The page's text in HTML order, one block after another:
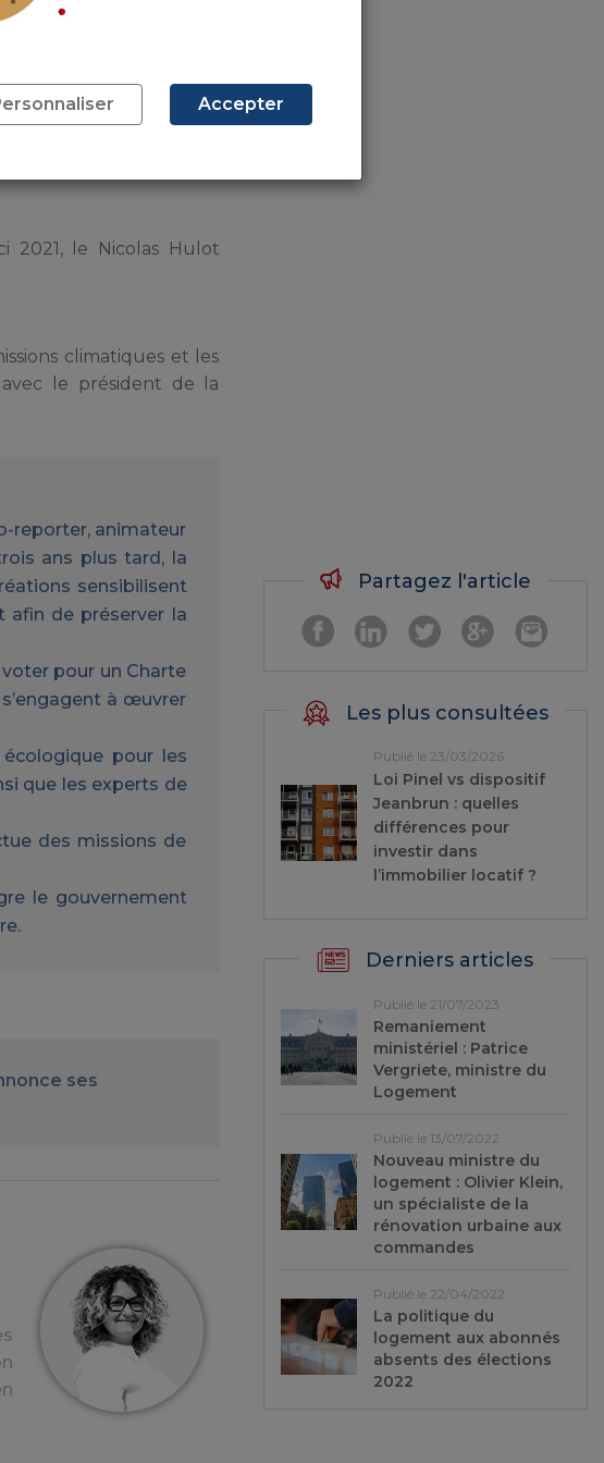
Cette mesure devrait
scolaires.
solidaire est de ramener
sera nécessaire de
2021, le Nicolas Hulot
climatiques et les
le président de la
reporter, animateur
ans plus tard, la
sensibilisent
afin de préserver la
pour un Charte
à œuvrer
pour les
que les experts de
des missions de
le gouvernement
ses
Partagez l'article
Les plus consultées
Publié le 23/03/2026
Loi Pinel vs dispositif
Jeanbrun : quelles
différences pour
investir dans
l’immobilier locatif ?
Derniers articles
Publié le 21/07/2023
Remaniement
ministériel : Patrice
Vergriete, ministre du
Logement
Publié le 13/07/2022
Nouveau ministre du
logement : Olivier Klein,
un spécialiste de la
rénovation urbaine aux
commandes
Publié le 22/04/2022
La politique du
logement aux abonnés
absents des élections
2022
Accepter